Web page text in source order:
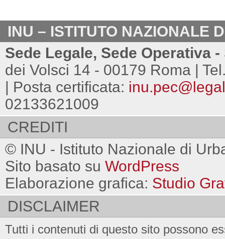
INU – ISTITUTO NAZIONALE
Sede Legale, Sede Operativa
dei Volsci 14 - 00179 Roma |
| Posta certificata:
02133621009
CREDITI
© INU - Istituto Nazionale di
Sito basato su WordPress
Elaborazione grafica: Studio
DISCLAIMER
Tutti i contenuti di questo sito possono